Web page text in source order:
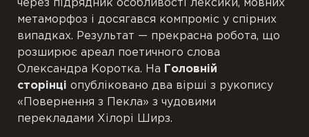
через підрядник особливості лексики, мовних
метаморфоз і досягався компроміс у спірних
випадках. Результат — прекрасна робота, що
розширює ареал поетичного слова
Олександра Коротка. На Головній
сторінці опубліковано два вірші з рукопису
«Повернення з Пекла» з чудовими
перекладами Хілорі Ширз.